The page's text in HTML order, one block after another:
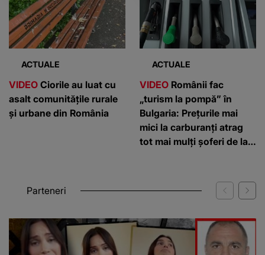
ACTUALE
VIDEO Ciorile au luat cu
asalt comunitățile rurale
și urbane din România
ACTUALE
VIDEO Românii fac
„turism la pompă” în
Bulgaria: Prețurile mai
mici la carburanți atrag
tot mai mulți șoferi de la
Parteneri